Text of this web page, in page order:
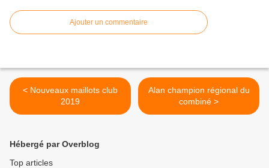
Ajouter un commentaire
< Nouveaux maillots club
2019
Alan champion régional du
combiné >
Hébergé par Overblog
Top articles